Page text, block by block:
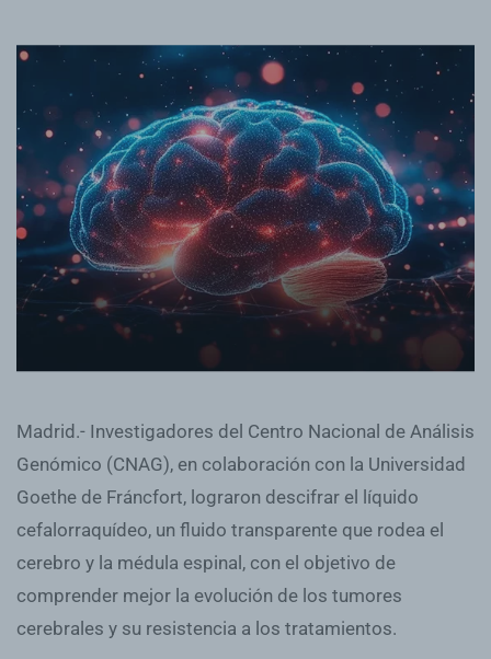
Madrid.- Investigadores del Centro Nacional de Análisis
Genómico (CNAG), en colaboración con la Universidad
Goethe de Fráncfort, lograron descifrar el líquido
cefalorraquídeo, un fluido transparente que rodea el
cerebro y la médula espinal, con el objetivo de
comprender mejor la evolución de los tumores
cerebrales y su resistencia a los tratamientos.